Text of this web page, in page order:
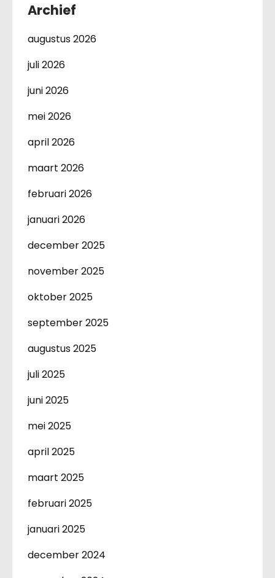
Archief
augustus 2026
juli 2026
juni 2026
mei 2026
april 2026
maart 2026
februari 2026
januari 2026
december 2025
november 2025
oktober 2025
september 2025
augustus 2025
juli 2025
juni 2025
mei 2025
april 2025
maart 2025
februari 2025
januari 2025
december 2024